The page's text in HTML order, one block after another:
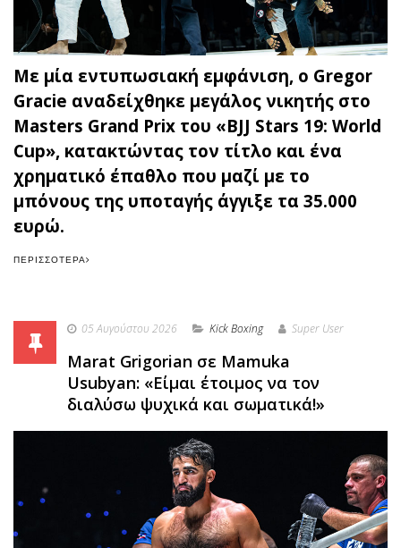
Με μία εντυπωσιακή εμφάνιση, ο Gregor
Gracie αναδείχθηκε μεγάλος νικητής στο
Masters Grand Prix του «BJJ Stars 19: World
Cup», κατακτώντας τον τίτλο και ένα
χρηματικό έπαθλο που μαζί με το
μπόνους της υποταγής άγγιξε τα 35.000
ευρώ.
ΠΕΡΙΣΣΌΤΕΡΑ
05 Αυγούστου 2026 Κick Boxing Super User
Marat Grigorian σε Mamuka
Usubyan: «Είμαι έτοιμος να τον
διαλύσω ψυχικά και σωματικά!»